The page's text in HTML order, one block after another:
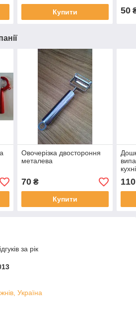
Купити 50
Овочерізка двостороння
металева
70₴
Купити
см
110
за рік
Україна